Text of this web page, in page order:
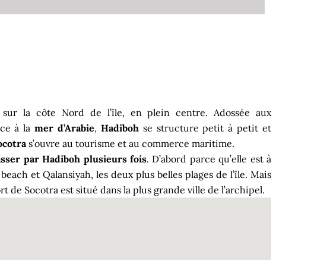
la côte Nord de l’île, en plein centre. Adossée aux
à lamer d’Arabie, Hadibohse structure petit à petit et
s’ouvre au tourisme et au commerce maritime.
par Hadiboh plusieurs fois. D’abord parce qu’elle est à
et Qalansiyah, les deux plus belles plages de l’île. Mais
de Socotra est situé dans la plus grande ville de l’archipel.